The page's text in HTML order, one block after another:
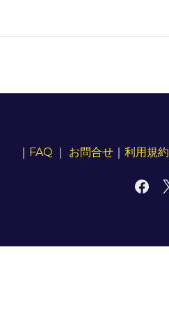
FAQ｜ お問合せ｜ 利用規約